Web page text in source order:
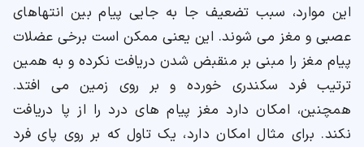
این موارد، سبب تضعیف جا به جایی پیام بین انتهاهای
عصبی و مغز می شوند. این یعنی ممکن است برخی عضلات
پیام مغز را مبنی بر منقبض شدن دریافت نکرده و به همین
ترتیب فرد سکندری خورده و بر روی زمین می افتد.
همچنین، امکان دارد مغز پیام های درد را از پا دریافت
نکند. برای مثال امکان دارد، یک تاول که بر روی پای فرد